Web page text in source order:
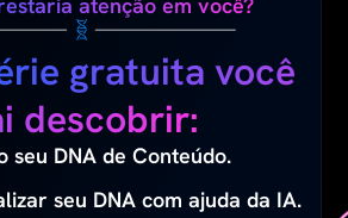
atenção em você?
gratuita você
descobrir:
seu DNA de Conteúdo.
seu DNA com ajuda da IA.